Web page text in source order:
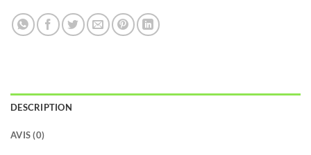
DESCRIPTION
AVIS (0)